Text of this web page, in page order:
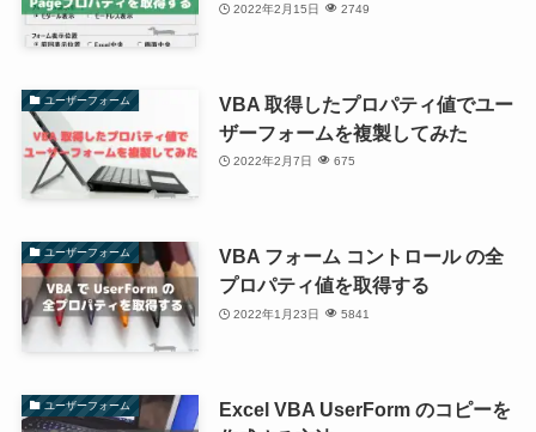
2022年2月15日 2749
ユーザーフォーム
VBA 取得したプロパティ値でユー
ザーフォームを複製してみた
2022年2月7日 675
ユーザーフォーム
VBA フォーム コントロール の全
プロパティ値を取得する
2022年1月23日 5841
ユーザーフォーム
Excel VBA UserForm のコピーを